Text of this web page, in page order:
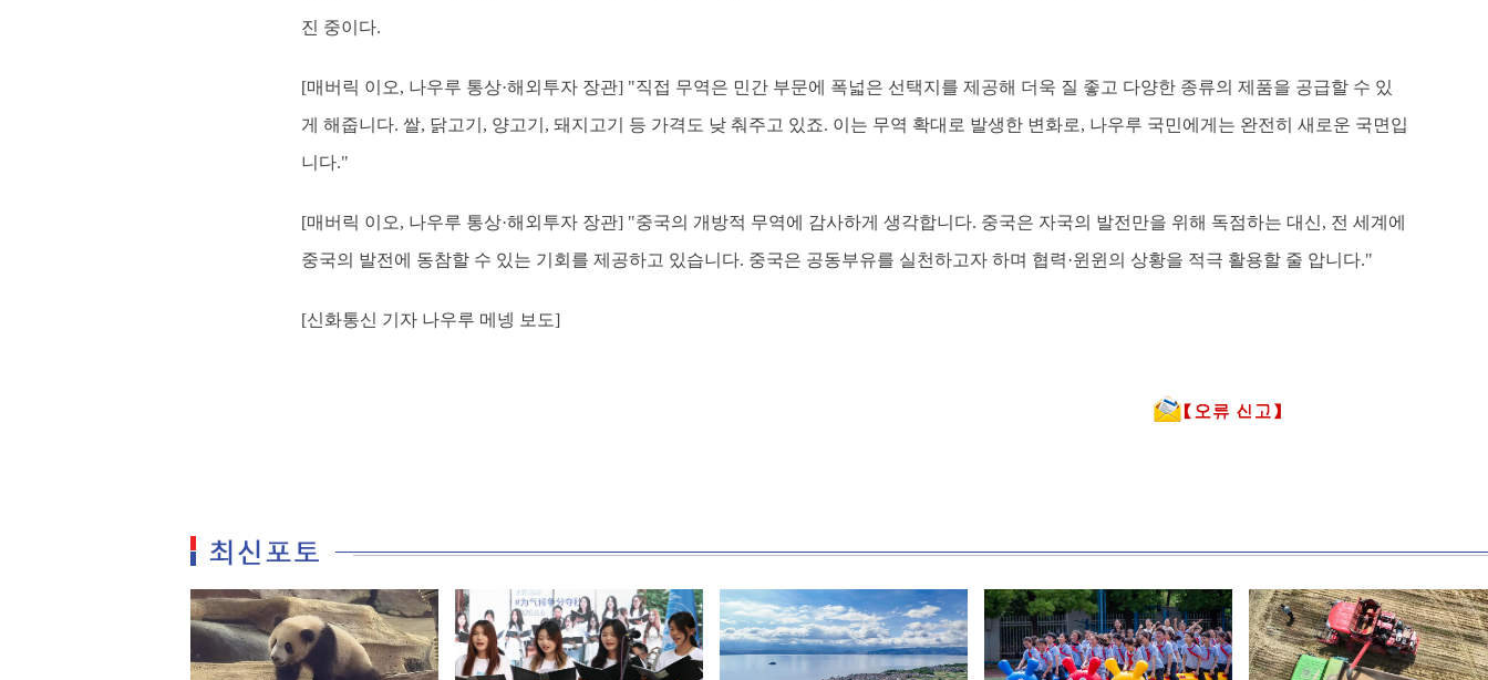
진 중이다.
[매버릭 이오, 나우루 통상·해외투자 장관] "직접 무역은 민간 부문에 폭넓은 선택지를 제공해 더욱 질 좋고 다양한 종류의 제품을 공급할 수 있
게 해줍니다. 쌀, 닭고기, 양고기, 돼지고기 등 가격도 낮 춰주고 있죠. 이는 무역 확대로 발생한 변화로, 나우루 국민에게는 완전히 새로운 국면입
니다."
[매버릭 이오, 나우루 통상·해외투자 장관] "중국의 개방적 무역에 감사하게 생각합니다. 중국은 자국의 발전만을 위해 독점하는 대신, 전 세계에
중국의 발전에 동참할 수 있는 기회를 제공하고 있습니다. 중국은 공동부유를 실천하고자 하며 협력·윈윈의 상황을 적극 활용할 줄 압니다."
[신화통신 기자 나우루 메넹 보도]